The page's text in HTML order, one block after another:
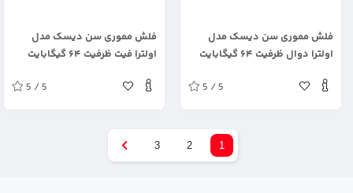
فلش مموری سن دیسک مدل
اولترا دوال ظرفیت ۶۴ گیگابایت
5 / 5
فلش مموری سن دیسک مدل
اولترا فیت ظرفیت ۶۴ گیگابایت
5 / 5
1
2
3